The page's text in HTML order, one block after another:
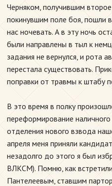
Черняком, получившим
покинувшим поле боя, пошли
нас ночевать. А в эту ночь
были направлены в тыл к
задания не вернулся, и рота
перестала существовать.
поправки от травмы к штабу
В это время в полку
переформирование
отделения нового взвода
апреля меня приняли
незадолго до этого я был
ВЛКСМ). Помню, как
Пантелеевым, ставшим